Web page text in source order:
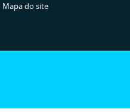
Mapa do site